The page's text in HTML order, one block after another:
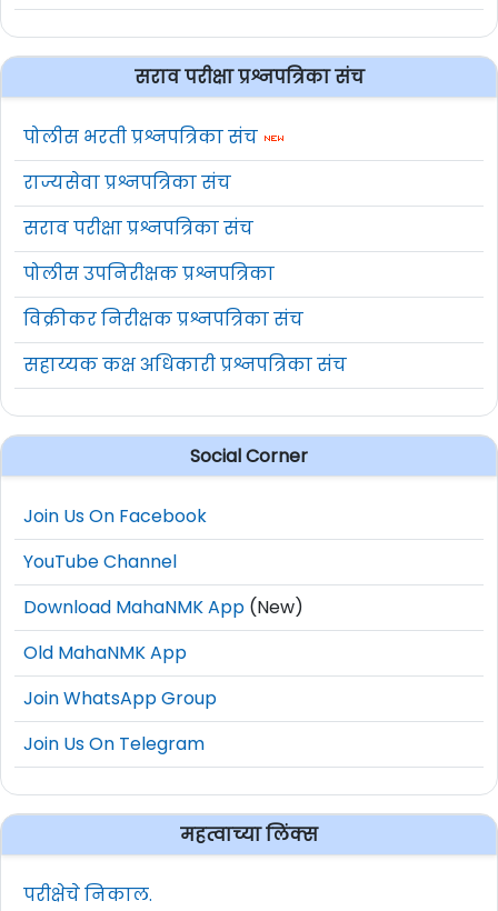
सराव परीक्षा प्रश्नपत्रिका संच
पोलीस भरती प्रश्नपत्रिका संच
राज्यसेवा प्रश्नपत्रिका संच
सराव परीक्षा प्रश्नपत्रिका संच
पोलीस उपनिरीक्षक प्रश्नपत्रिका
विक्रीकर निरीक्षक प्रश्नपत्रिका संच
सहाय्यक कक्ष अधिकारी प्रश्नपत्रिका संच
Social Corner
Join Us On Facebook
YouTube Channel
Download MahaNMK App (New)
Old MahaNMK App
Join WhatsApp Group
Join Us On Telegram
महत्वाच्या लिंक्स
परीक्षेचे निकाल.